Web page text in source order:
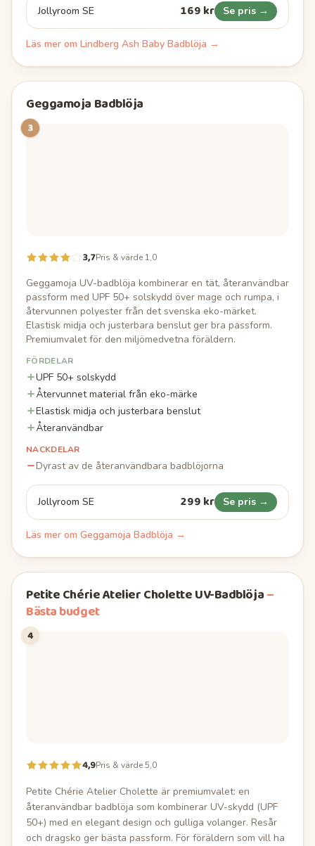
Jollyroom SE 169 kr Se pris →
Läs mer om Lindberg Ash Baby Badblöja →
Geggamoja Badblöja
3
3,7Pris & värde 1,0
Geggamoja UV-badblöja kombinerar en tät, återanvändbar
passform med UPF 50+ solskydd över mage och rumpa, i
återvunnen polyester från det svenska eko-märket.
Elastisk midja och justerbara benslut ger bra passform.
Premiumvalet för den miljömedvetna föräldern.
FÖRDELAR
UPF 50+ solskydd
Återvunnet material från eko-märke
Elastisk midja och justerbara benslut
Återanvändbar
NACKDELAR
Dyrast av de återanvändbara badblöjorna
Jollyroom SE 299 kr Se pris →
Läs mer om Geggamoja Badblöja →
Petite Chérie Atelier Cholette UV-Badblöja–
Bästa budget
4
4,9Pris & värde 5,0
Petite Chérie Atelier Cholette är premiumvalet: en
återanvändbar badblöja som kombinerar UV-skydd (UPF
50+) med en elegant design och gulliga volanger. Resår
och dragsko ger bästa passform. För föräldern som vill ha